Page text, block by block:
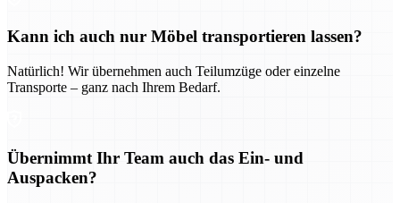
Kann ich auch nur Möbel transportieren lassen?
Natürlich! Wir übernehmen auch Teilumzüge oder einzelne
Transporte – ganz nach Ihrem Bedarf.
Übernimmt Ihr Team auch das Ein- und
Auspacken?